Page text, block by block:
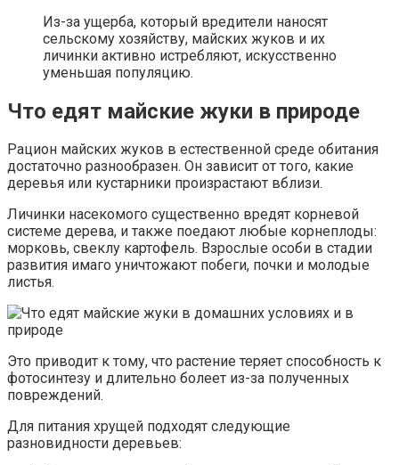
Из-за ущерба, который вредители наносят
сельскому хозяйству, майских жуков и их
личинки активно истребляют, искусственно
уменьшая популяцию.
Что едят майские жуки в природе
Рацион майских жуков в естественной среде обитания
достаточно разнообразен. Он зависит от того, какие
деревья или кустарники произрастают вблизи.
Личинки насекомого существенно вредят корневой
системе дерева, и также поедают любые корнеплоды:
морковь, свеклу картофель. Взрослые особи в стадии
развития имаго уничтожают побеги, почки и молодые
листья.
Это приводит к тому, что растение теряет способность к
фотосинтезу и длительно болеет из-за полученных
повреждений.
Для питания хрущей подходят следующие
разновидности деревьев: